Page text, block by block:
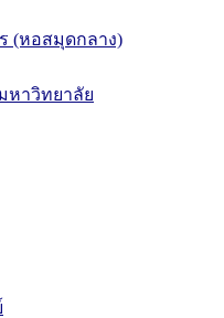
(หอสมุดกลาง)
าวิทยาลัย